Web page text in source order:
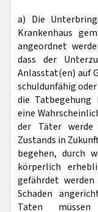
a) Die
Krankenhaus
angeordnet
dass der
Anlasstat(en) auf
schuldunfähig
die Tatbegehung
eine
der Täter werde
Zustands in
begehen, durch
körperlich
gefährdet
Schaden
Taten